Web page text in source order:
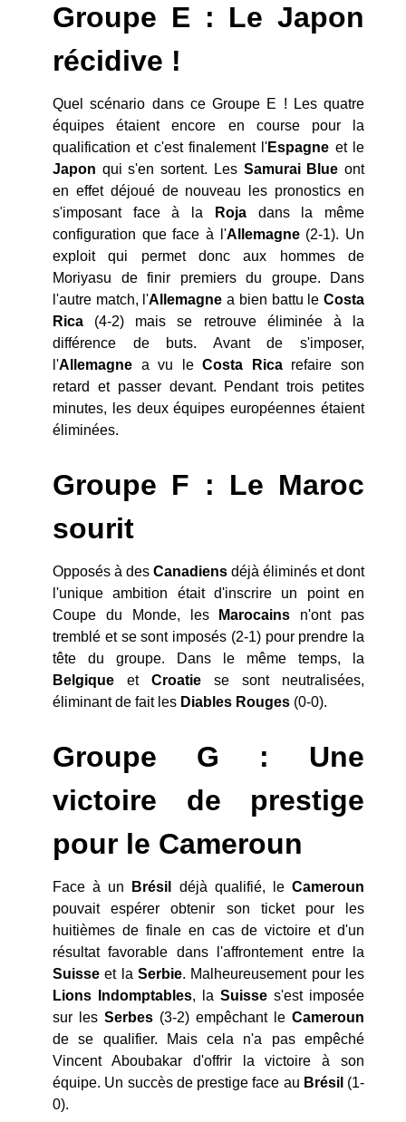
Groupe E : Le Japon
récidive !
Quel scénario dans ce Groupe E ! Les quatre
équipes étaient encore en course pour la
qualification et c'est finalement l'Espagne et le
Japon qui s'en sortent. Les Samurai Blue ont
en effet déjoué de nouveau les pronostics en
s'imposant face à la
Rojadans la même
configuration que face à l'Allemagne(2-1). Un
exploit qui permet donc aux hommes de
Moriyasu de finir premiers du groupe. Dans
l'autre match, l'Allemagne a bien battu leCosta
Rica (4-2) mais se retrouve éliminée à la
différence de buts. Avant de s'imposer,
l'Allemagne a vu leCosta Ricarefaire son
retard et passer devant. Pendant trois petites
minutes, les deux équipes européennes étaient
éliminées.
Groupe F : Le Maroc
sourit
Opposés à des Canadiens déjà éliminés et dont
l'unique ambition était d'inscrire un point en
Coupe du Monde, les
Marocains n'ont pas
tremblé et se sont imposés (2-1) pour prendre la
tête du groupe. Dans le même temps, la
Belgique et Croatie se sont neutralisées,
éliminant de fait les Diables Rouges (0-0).
Groupe G : Une
victoire de prestige
pour le Cameroun
Face à un Brésil déjà qualifié, leCameroun
pouvait espérer obtenir son ticket pour les
huitièmes de finale en cas de victoire et d'un
résultat favorable dans l'affrontement entre la
Suisse et la Serbie. Malheureusement pour les
Lions
Indomptables, la Suisse s'est imposée
sur les Serbes (3-2) empêchant le Cameroun
de se qualifier. Mais cela n'a pas empêché
Vincent Aboubakar d'offrir la victoire à son
équipe. Un succès de prestige face au Brésil (1-
0).